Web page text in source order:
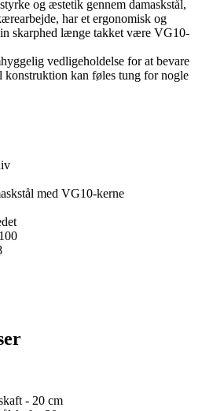
og æstetik gennem damaskstål,
har et ergonomisk og
skarphed længe takket være VG10-
vedligeholdelse for at bevare
konstruktion kan føles tung for nogle
med VG10-kerne
- 20 cm